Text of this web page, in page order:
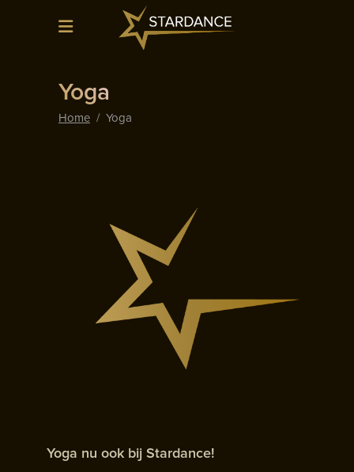
Yoga
Home / Yoga
Yoga nu ook bij Stardance!